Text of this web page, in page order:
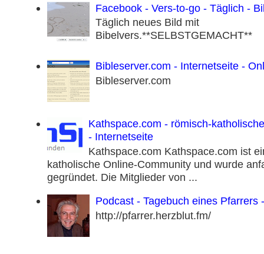
Facebook - Vers-to-go - Täglich -
Täglich neues Bild mit
Bibelvers.**SELBSTGEMACHT**
Bibleserver.com - Internetseite -
Bibleserver.com
Kathspace.com - römisch-
- Internetseite
Kathspace.com Kathspace.com ist
katholische Online-Community und wurde
gegründet. Die Mitglieder von ...
Podcast - Tagebuch eines Pfarrers
http://pfarrer.herzblut.fm/